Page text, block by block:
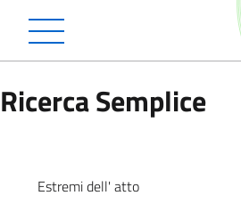
Normattiva
Ricerca Semplice
Estremi dell' atto